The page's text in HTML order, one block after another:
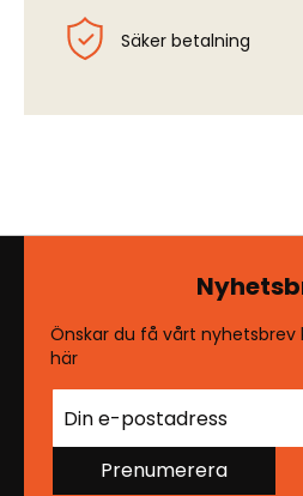
Säker betalning
Önskar du få vårt nyhetsbrev
här
Prenumerera